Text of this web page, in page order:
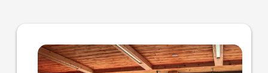
Angebotsdetails für DolceVita